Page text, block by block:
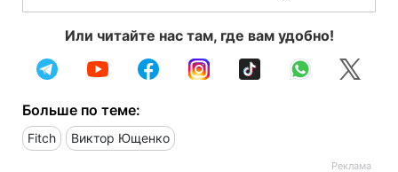
Или читайте нас там, где вам удобно!
Больше по теме:
Fitch Виктор Ющенко